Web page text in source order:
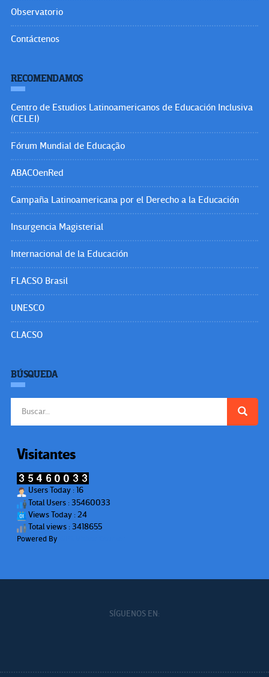
Observatorio
Contáctenos
RECOMENDAMOS
Centro de Estudios Latinoamericanos de Educación Inclusiva
(CELEI)
Fórum Mundial de Educação
ABACOenRed
Campaña Latinoamericana por el Derecho a la Educación
Insurgencia Magisterial
Internacional de la Educación
FLACSO Brasil
UNESCO
CLACSO
BÚSQUEDA
Visitantes
Users Today : 16
Total Users : 35460033
Views Today : 24
Total views : 3418655
Powered By
SÍGUENOS EN: